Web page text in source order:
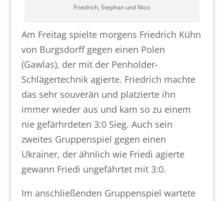
Friedrich, Stephan und Nico
Am Freitag spielte morgens Friedrich Kühn
von Burgsdorff gegen einen Polen
(Gawlas), der mit der Penholder-
Schlägertechnik agierte. Friedrich machte
das sehr souverän und platzierte ihn
immer wieder aus und kam so zu einem
nie gefärhrdeten 3:0 Sieg. Auch sein
zweites Gruppenspiel gegen einen
Ukrainer, der ähnlich wie Friedi agierte
gewann Friedi ungefährtet mit 3:0.
Im anschließenden Gruppenspiel wartete